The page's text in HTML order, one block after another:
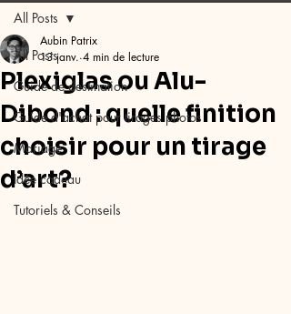
All Posts
Guide de destination
Guide d'achat pour tirages photos
Mariage
Idée cadeau
Tutoriels & Conseils
All Posts
Plexiglas ou Alu-
Dibond : quelle finition
choisir pour un tirage
d’art?
Aubin Patrix
13 janv. 4 min de lecture